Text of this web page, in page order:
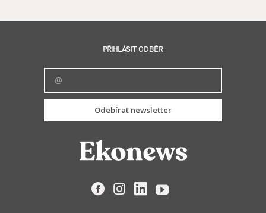
PŘIHLÁSIT ODBĚR
Odebírat newsletter
FacebookInstagramLinkedIn
YouTube